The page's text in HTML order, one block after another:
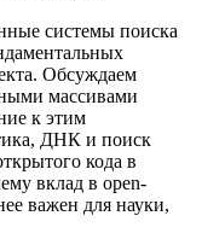
системы поиска
Обсуждаем
массивами
к этим
ДНК и поиск
кода в
вклад в open-
важен для науки,